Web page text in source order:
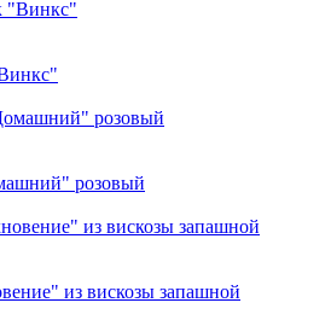
розовый
из вискозы запашной